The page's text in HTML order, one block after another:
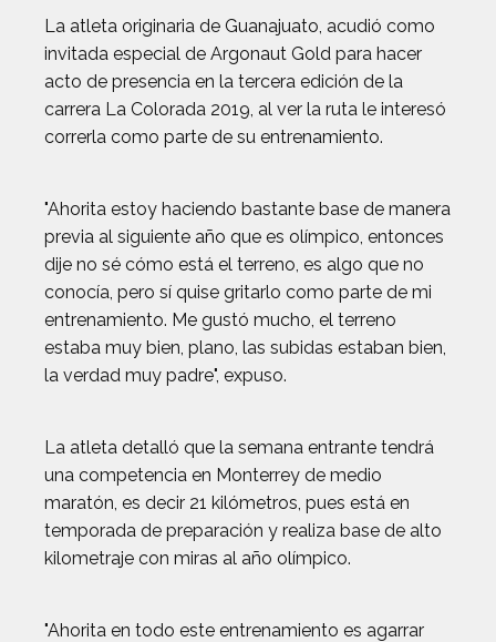
La atleta originaria de Guanajuato, acudió como
invitada especial de Argonaut Gold para hacer
acto de presencia en la tercera edición de la
carrera La Colorada 2019, al ver la ruta le interesó
correrla como parte de su entrenamiento.
"Ahorita estoy haciendo bastante base de manera
previa al siguiente año que es olímpico, entonces
dije no sé cómo está el terreno, es algo que no
conocía, pero sí quise gritarlo como parte de mi
entrenamiento. Me gustó mucho, el terreno
estaba muy bien, plano, las subidas estaban bien,
la verdad muy padre", expuso.
La atleta detalló que la semana entrante tendrá
una competencia en Monterrey de medio
maratón, es decir 21 kilómetros, pues está en
temporada de preparación y realiza base de alto
kilometraje con miras al año olímpico.
"Ahorita en todo este entrenamiento es agarrar